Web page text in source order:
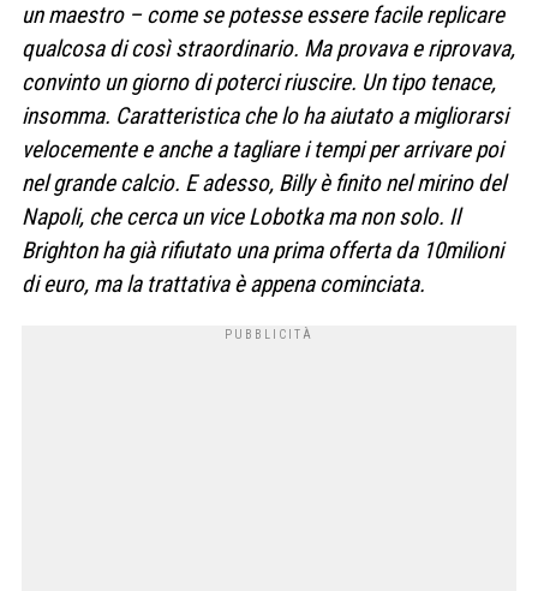
un maestro – come se potesse essere facile replicare
qualcosa di così straordinario. Ma provava e riprovava,
convinto un giorno di poterci riuscire. Un tipo tenace,
insomma. Caratteristica che lo ha aiutato a migliorarsi
velocemente e anche a tagliare i tempi per arrivare poi
nel grande calcio. E adesso, Billy è finito nel mirino del
Napoli, che cerca un vice Lobotka ma non solo. Il
Brighton ha già rifiutato una prima offerta da 10milioni
di euro, ma la trattativa è appena cominciata.